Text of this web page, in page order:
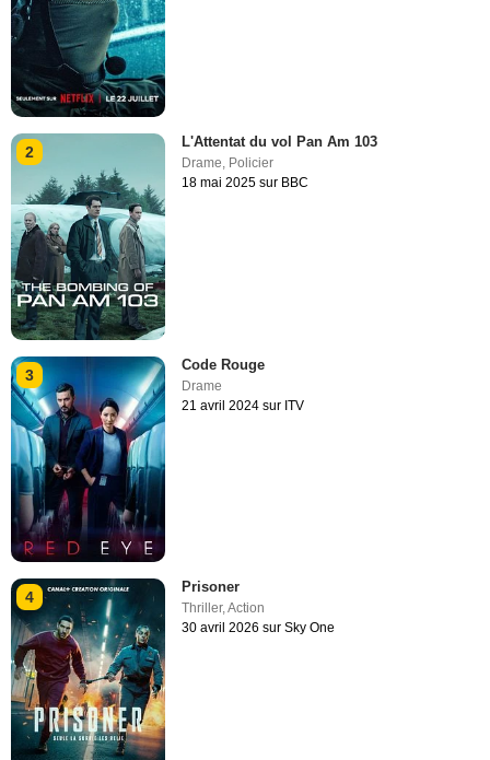
2
L'Attentat du vol Pan Am 103
Drame, Policier
18 mai 2025 sur BBC
3
Code Rouge
Drame
21 avril 2024 sur ITV
4
Prisoner
Thriller,Action
30 avril 2026 sur Sky One